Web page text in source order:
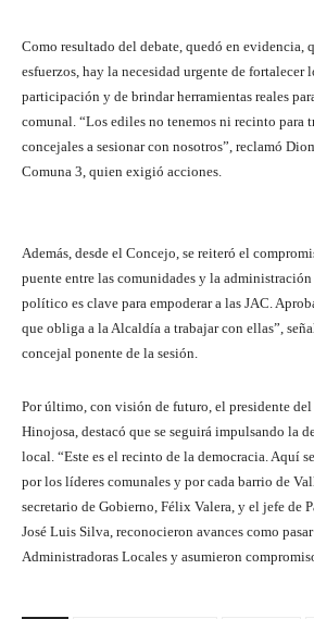
Como resultado del debate, quedó en evidencia,
esfuerzos, hay la necesidad urgente de fortalecer
participación y de brindar herramientas reales
comunal. “Los ediles no tenemos ni recinto para
concejales a sesionar con nosotros”, reclamó
Comuna 3, quien exigió acciones.
Además, desde el Concejo, se reiteró el
puente entre las comunidades y la
político es clave para empoderar a las JAC.
que obliga a la Alcaldía a trabajar con ellas”,
concejal ponente de la sesión.
Por último, con visión de futuro, el presidente
Hinojosa, destacó que se seguirá impulsando la
local. “Este es el recinto de la democracia. Aquí
por los líderes comunales y por cada barrio de
secretario de Gobierno, Félix Valera, y el jefe de
José Luis Silva, reconocieron avances como
Administradoras Locales y asumieron